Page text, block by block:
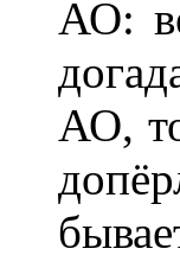
АО:
АО,